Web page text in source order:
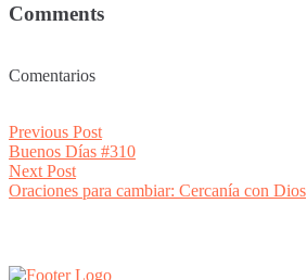
Comments
Comentarios
Post
navigation
Previous PostPrevious
post:
Buenos Días #310
Next PostNext
post:
Oraciones para cambiar: Cercanía con Dios